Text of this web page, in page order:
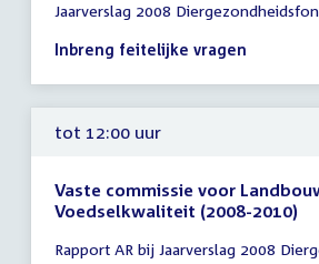
vergadering
tot
uur
Jaarverslag 2008
Inbreng feitelijke vragen
tot 12:00 uur
Vaste commissie voor
Voedselkwaliteit (2008-2010)
vergadering
Rapport AR bij Jaarverslag 2008